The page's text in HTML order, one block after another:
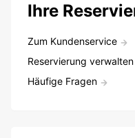
Ihre
Zum Kundenservice
Reservierung verwalten
Häufige Fragen